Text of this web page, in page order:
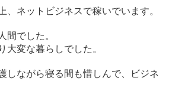
、ネットビジネスで稼いでいます。
間でした。
大変な暮らしでした。
しながら寝る間も惜しんで、ビジネ